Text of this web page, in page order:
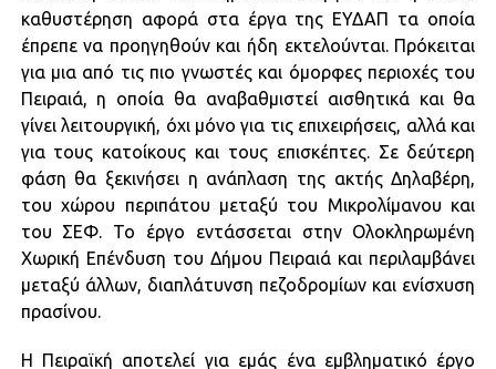
καθυστέρηση αφορά στα έργα της ΕΥΔΑΠ τα οποία
έπρεπε να προηγηθούν και ήδη εκτελούνται. Πρόκειται
για μια από τις πιο γνωστές και όμορφες περιοχές του
Πειραιά, η οποία θα αναβαθμιστεί αισθητικά και θα
γίνει λειτουργική, όχι μόνο για τις επιχειρήσεις, αλλά και
για τους κατοίκους και τους επισκέπτες. Σε δεύτερη
φάση θα ξεκινήσει η ανάπλαση της ακτής Δηλαβέρη,
του χώρου περιπάτου μεταξύ του Μικρολίμανου και
του ΣΕΦ. Το έργο εντάσσεται στην Ολοκληρωμένη
Χωρική Επένδυση του Δήμου Πειραιά και περιλαμβάνει
μεταξύ άλλων, διαπλάτυνση πεζοδρομίων και ενίσχυση
πρασίνου.
Η Πειραϊκή αποτελεί για εμάς ένα εμβληματικό έργο